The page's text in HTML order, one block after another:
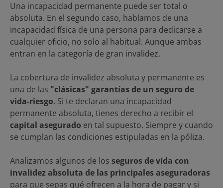
Una incapacidad permanente puede ser total o
absoluta. En el segundo caso, hablamos de una
incapacidad física de una persona para dedicarse a
cualquier oficio, no solo al habitual. Aunque ambas
entran en la categoría de gran invalidez.
La cobertura de invalidez absoluta y permanente es
una de las "clásicas" garantías de un seguro de
vida-riesgo. Si te declaran una incapacidad
permanente absoluta, tienes derecho a recibir el
capital asegurado en tal supuesto. Siempre y cuando
se cumplan las condiciones estipuladas en la póliza.
Analizamos algunos de los seguros de vida con
invalidez absoluta de las principales aseguradoras
para que sepas qué ofrecen a la hora de pagar y si